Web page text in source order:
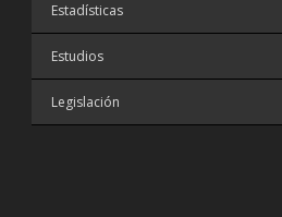
Estadísticas
Estudios
Legislación